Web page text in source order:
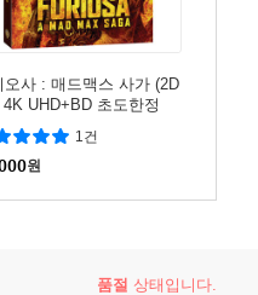
오사 : 매드맥스 사가 (2D
UHD+BD 초도한정
케이스) : 블루레이
1건
원
품절 상태입니다.